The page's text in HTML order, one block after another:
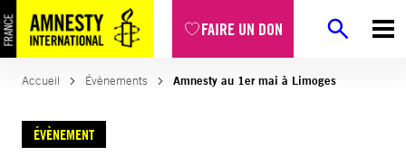
FAIRE UN DON
Accueil Évènements Amnesty au 1er mai à Limoges
ÉVÈNEMENT